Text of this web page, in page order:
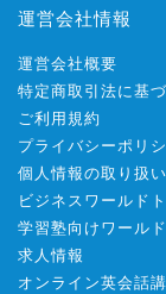
運営会社情報
運営会社概要
特定商取引法に基
ご利用規約
プライバシーポリ
個人情報の取り扱
ビジネスワールド
学習塾向けワール
求人情報
オンライン英会話